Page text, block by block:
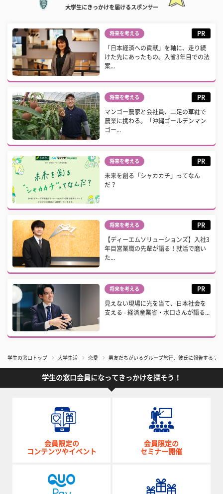
大学生にきっかけを届けるスポンサー
将来を考える PR
「日本経済への貢献」を軸に、走り続
けた先にあったもの。入省3年目での法
案...
将来を考える PR
マンゴー農家と会社員、二足の草鞋で
農業に携わる。「沖縄ゴールデンマン
ゴー...
将来を考える PR
未来を創る「シャカカチ」ってなん
だ？
将来を考える PR
【ディーエムソリューションズ】入社3
年目営業職の先輩が語る！就活で磨い
た...
将来を考える PR
見えない現場に光を当て、日本社会を
支える - 経済産業省・水口さんが語る...
学生の窓口トップ 大学生活 恋愛 男友だちがいるグループ旅行、彼氏に報告する？
学生の窓口会員になってきっかけを探そう！
会員限定の
コンテンツやイベント
会員限定の
セミナー開催